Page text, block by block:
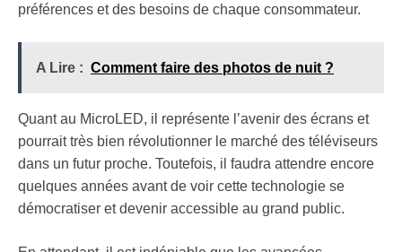
préférences et des besoins de chaque consommateur.
A Lire : Comment faire des photos de nuit ?
Quant au MicroLED, il représente l’avenir des écrans et
pourrait très bien révolutionner le marché des téléviseurs
dans un futur proche. Toutefois, il faudra attendre encore
quelques années avant de voir cette technologie se
démocratiser et devenir accessible au grand public.